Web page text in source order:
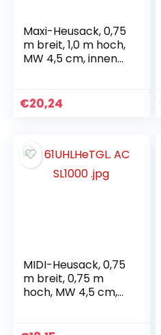
Maxi-Heusack, 0,75
m breit, 1,0 m hoch,
MW 4,5 cm, innen
ca. 5,0 kg Heunetz
€20,24
MIDI-Heusack, 0,75
m breit, 0,75 m
hoch, MW 4,5 cm,